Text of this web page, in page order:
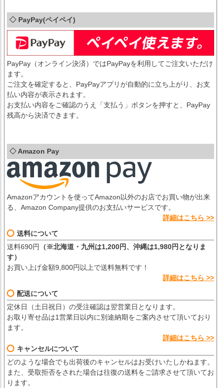
◇ PayPay(ペイペイ)
PayPay（オンライン決済）ではPayPayを利用してご注文いただけ
ます。
ご注文を確定すると、PayPayアプリが自動的に立ち上がり、お支
払い内容が表示されます。
お支払い内容をご確認のうえ「支払う」ボタンを押すと、PayPay
残高から決済できます。
◇ Amazon Pay
Amazonアカウントを使ってAmazon以外のお店でお買い物が出来
る、Amazon Company提供のお支払いサービスです。
詳細はこちら >>
送料について
送料690円
（※北海道・九州は1,200円、沖縄は1,980円となりま
す）
お買い上げ金額9,800円以上で送料無料です！
詳細はこちら >>
配送について
定休日（土日祝日）の受注確認は翌営業日となります。
お取り寄せ品は1営業日以内に別途納期をご案内させて頂いており
ます。
詳細はこちら >>
キャンセルについて
どのような場合でも出荷後のキャンセルはお受けいたしかねます。
また、受取拒否をされた場合は往復の送料をご請求させて頂いてお
ります。